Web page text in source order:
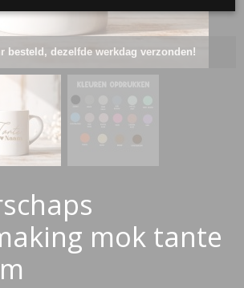
besteld, dezelfde werkdag verzonden!
mok tante